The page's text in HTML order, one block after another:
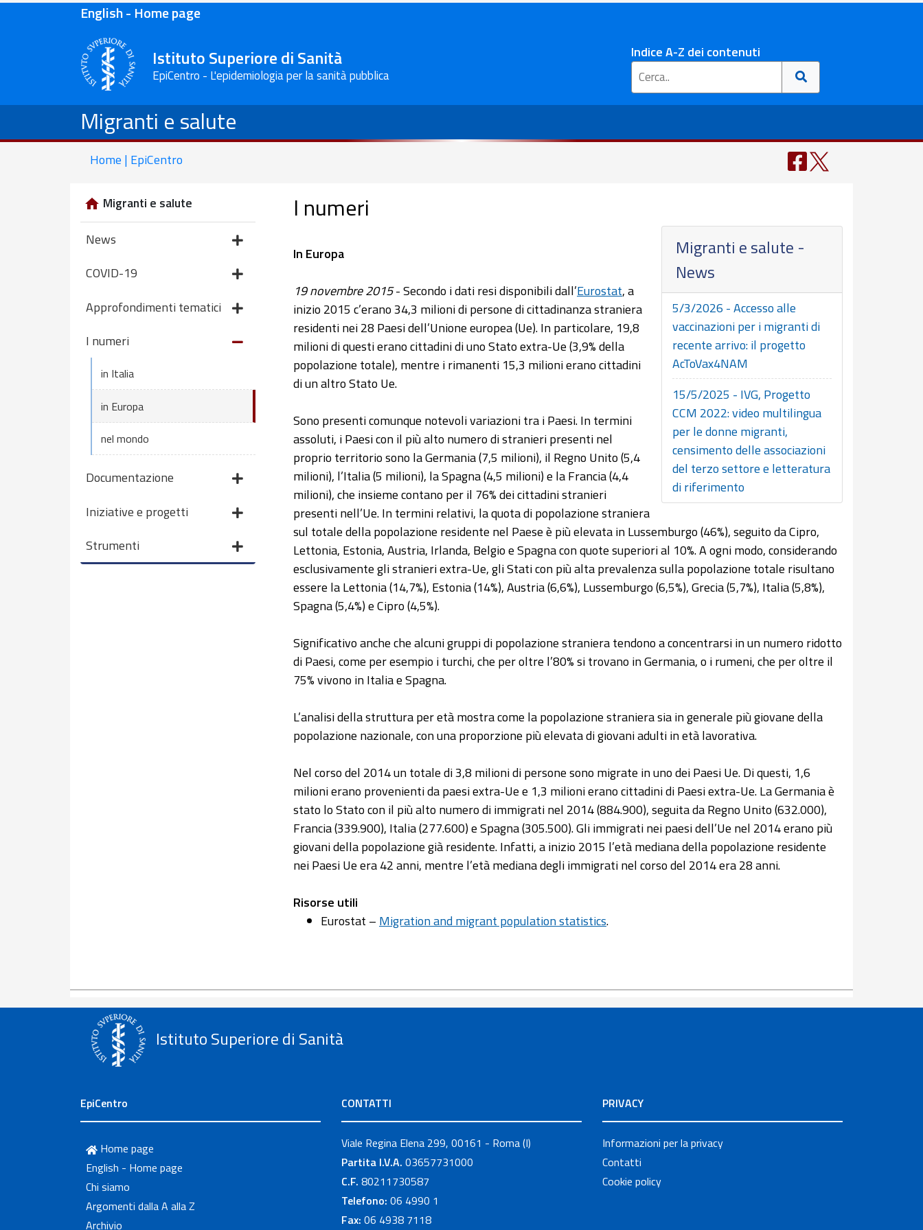
English - Home page
Istituto Superiore di Sanità
EpiCentro - L'epidemiologia per la sanità pubblica
Indice A-Z dei contenuti
Migranti e salute
Home | EpiCentro
Migranti e salute
News
COVID-19
Approfondimenti tematici
I numeri
in Italia
in Europa
nel mondo
Documentazione
Iniziative e progetti
Strumenti
I numeri
Migranti e salute -
News
5/3/2026 - Accesso alle
vaccinazioni per i migranti di
recente arrivo: il progetto
AcToVax4NAM
15/5/2025 - IVG, Progetto
CCM 2022: video multilingua
per le donne migranti,
censimento delle associazioni
del terzo settore e letteratura
di riferimento
In Europa
19 novembre 2015- Secondo i dati resi disponibili dall’Eurostat, a
inizio 2015 c’erano 34,3 milioni di persone di cittadinanza straniera
residenti nei 28 Paesi dell’Unione europea (Ue). In particolare, 19,8
milioni di questi erano cittadini di uno Stato extra-Ue (3,9% della
popolazione totale), mentre i rimanenti 15,3 milioni erano cittadini
di un altro Stato Ue.
Sono presenti comunque notevoli variazioni tra i Paesi. In termini
assoluti, i Paesi con il più alto numero di stranieri presenti nel
proprio territorio sono la Germania (7,5 milioni), il Regno Unito (5,4
milioni), l’Italia (5 milioni), la Spagna (4,5 milioni) e la Francia (4,4
milioni), che insieme contano per il 76% dei cittadini stranieri
presenti nell’Ue. In termini relativi, la quota di popolazione straniera
sul totale della popolazione residente nel Paese è più elevata in Lussemburgo (46%), seguito da Cipro,
Lettonia, Estonia, Austria, Irlanda, Belgio e Spagna con quote superiori al 10%. A ogni modo, considerando
esclusivamente gli stranieri extra-Ue, gli Stati con più alta prevalenza sulla popolazione totale risultano
essere la Lettonia (14,7%), Estonia (14%), Austria (6,6%), Lussemburgo (6,5%), Grecia (5,7%), Italia (5,8%),
Spagna (5,4%) e Cipro (4,5%).
Significativo anche che alcuni gruppi di popolazione straniera tendono a concentrarsi in un numero ridotto
di Paesi, come per esempio i turchi, che per oltre l’80% si trovano in Germania, o i rumeni, che per oltre il
75% vivono in Italia e Spagna.
L’analisi della struttura per età mostra come la popolazione straniera sia in generale più giovane della
popolazione nazionale, con una proporzione più elevata di giovani adulti in età lavorativa.
Nel corso del 2014 un totale di 3,8 milioni di persone sono migrate in uno dei Paesi Ue. Di questi, 1,6
milioni erano provenienti da paesi extra-Ue e 1,3 milioni erano cittadini di Paesi extra-Ue. La Germania è
stato lo Stato con il più alto numero di immigrati nel 2014 (884.900), seguita da Regno Unito (632.000),
Francia (339.900), Italia (277.600) e Spagna (305.500). Gli immigrati nei paesi dell’Ue nel 2014 erano più
giovani della popolazione già residente. Infatti, a inizio 2015 l’età mediana della popolazione residente
nei Paesi Ue era 42 anni, mentre l’età mediana degli immigrati nel corso del 2014 era 28 anni.
Risorse utili
Eurostat – Migration and migrant population statistics.
Istituto Superiore di Sanità
EpiCentro
Home page
English - Home page
Chi siamo
Argomenti dalla A alla Z
Archivio
CONTATTI
Viale Regina Elena 299, 00161 - Roma (I)
Partita I.V.A. 03657731000
C.F. 80211730587
Telefono: 06 4990 1
Fax: 06 4938 7118
PRIVACY
Informazioni per la privacy
Contatti
Cookie policy